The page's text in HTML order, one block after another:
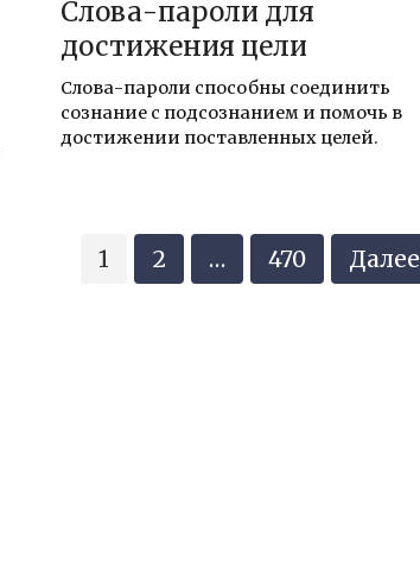
Слова-пароли для
достижения цели
Слова-пароли способны соединить
сознание с подсознанием и помочь в
достижении поставленных целей.
1 2 … 470 Далее